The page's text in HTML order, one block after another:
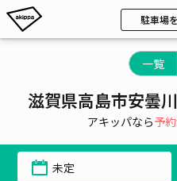
駐車場
一覧
滋賀県高島市安曇
アキッパなら予約
未定